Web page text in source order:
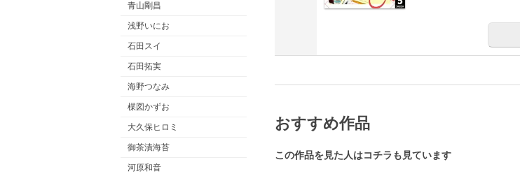
青山剛昌
浅野いにお
石田スイ
石田拓実
海野つなみ
楳図かずお
大久保ヒロミ
御茶漬海苔
河原和音
おすすめ作品
この作品を見た人はコチラも見ています